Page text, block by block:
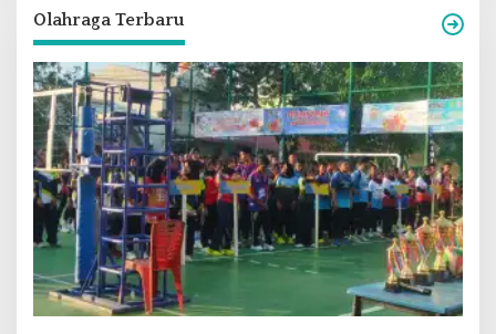
Olahraga Terbaru